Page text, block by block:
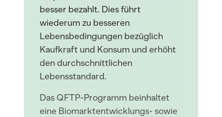
besser bezahlt. Dies führt
wiederum zu besseren
Lebensbedingungen bezüglich
Kaufkraft und Konsum und erhöht
den durchschnittlichen
Lebensstandard.
Das QFTP-Programm beinhaltet
eine Biomarktentwicklungs- sowie